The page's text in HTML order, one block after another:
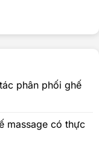
phân phối ghế
massage có thực